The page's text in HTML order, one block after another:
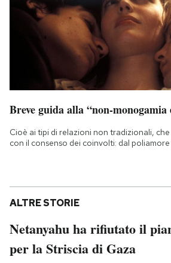
Breve guida alla “non-monogamia
Cioè ai tipi di relazioni non tradizionali,
con il consenso dei coinvolti: dal
ALTRE STORIE
Netanyahu ha rifiutato il
per la Striscia di Gaza